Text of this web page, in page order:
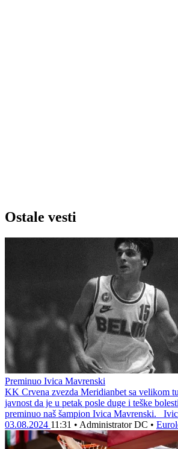
Ostale vesti
Preminuo Ivica Mavrenski
KK Crvena zvezda Meridianbet sa velikom
javnost da je u petak posle duge i teške
preminuo naš šampion Ivica Mavrenski.
03.08.2024 11:31 • Administrator DC •